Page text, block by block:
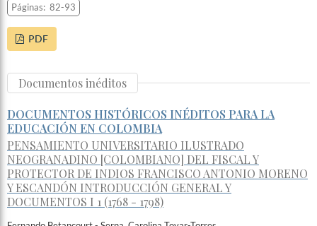
Páginas:82-93
PDF
Documentos inéditos
DOCUMENTOS HISTÓRICOS INÉDITOS PARA LA
EDUCACIÓN EN COLOMBIA
PENSAMIENTO UNIVERSITARIO ILUSTRADO
NEOGRANADINO [COLOMBIANO] DEL FISCAL Y
PROTECTOR DE INDIOS FRANCISCO ANTONIO MORENO
Y ESCANDÓN INTRODUCCIÓN GENERAL Y
DOCUMENTOS I 1 (1768 - 1798)